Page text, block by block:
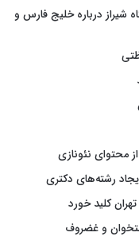
شیراز درباره خلیج فارس و
محتوای نئونازی
رشته‌های دکتری
و غضروف